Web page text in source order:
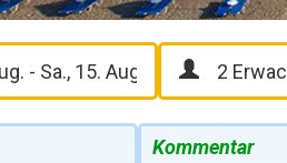
Kommentar